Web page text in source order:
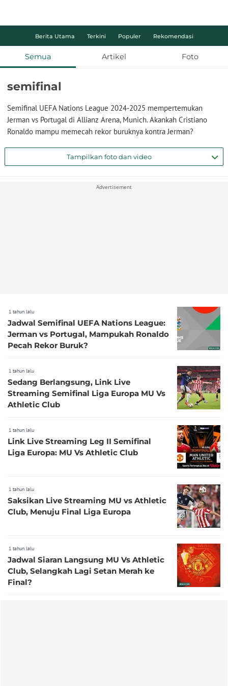
Berita Utama Terkini Populer Rekomendasi
Semua Artikel Foto
semifinal
Semifinal UEFA Nations League 2024-2025 mempertemukan
Jerman vs Portugal di Allianz Arena, Munich. Akankah Cristiano
Ronaldo mampu memecah rekor buruknya kontra Jerman?
Tampilkan foto dan video
Advertisement
1 tahun lalu
Jadwal Semifinal UEFA Nations League:
Jerman vs Portugal, Mampukah Ronaldo
Pecah Rekor Buruk?
1 tahun lalu
Sedang Berlangsung, Link Live
Streaming Semifinal Liga Europa MU Vs
Athletic Club
1 tahun lalu
Link Live Streaming Leg II Semifinal
Liga Europa: MU Vs Athletic Club
1 tahun lalu
Saksikan Live Streaming MU vs Athletic
Club, Menuju Final Liga Europa
1 tahun lalu
Jadwal Siaran Langsung MU Vs Athletic
Club, Selangkah Lagi Setan Merah ke
Final?